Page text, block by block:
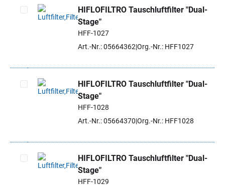
Artikel auswählen
HIFLOFILTRO Tauschluftfilter "Dual-
Stage"
HFF-1027
Art.-Nr.: 05664362 Org.-Nr.: HFF1027
Artikel auswählen
HIFLOFILTRO Tauschluftfilter "Dual-
Stage"
HFF-1028
Art.-Nr.: 05664370 Org.-Nr.: HFF1028
Artikel auswählen
HIFLOFILTRO Tauschluftfilter "Dual-
Stage"
HFF-1029